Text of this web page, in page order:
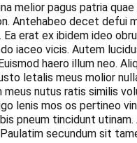
melior pagus patria
Antehabeo decet defui
erat ex ibidem ideo
iaceo vicis. Autem
haero illum neo.
letalis meus molior
meus nutus ratis similis
lenis mos os pertineo
pneum tincidunt utinam.
secundum sit